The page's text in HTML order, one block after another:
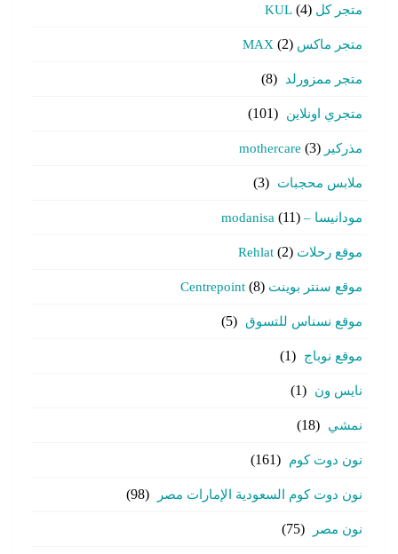
متجر كل KUL (4)
متجر ماكس MAX (2)
متجر ممزورلد (8)
متجري اونلاين (101)
مذركير mothercare (3)
ملابس محجبات (3)
مودانيسا – modanisa (11)
موقع رحلات Rehlat (2)
موقع سنتر بوينت Centrepoint (8)
موقع نسناس للتسوق (5)
موقع نوباج (1)
نايس ون (1)
نمشي (18)
نون دوت كوم (161)
نون دوت كوم السعودية الإمارات مصر (98)
نون مصر (75)